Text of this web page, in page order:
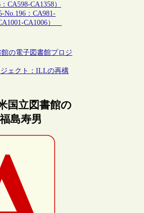
CA598-CA1358）
：CA981-
CA1006）
の電子図書館プロジ
ェクト：ILLの再構
国立図書館の
島寿男